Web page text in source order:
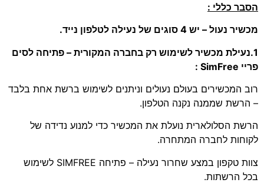
הסבר כללי :
מכשיר נעול – יש 4 סוגים של נעילה לטלפון נייד.
1.נעילת מכשיר לשימוש רק בחברה המקורית – פתיחה לסים
פריי SimFree :
רוב המכשירים בעולם נעולים וניתנים לשימוש ברשת אחת בלבד
– הרשת שממנה נקנה הטלפון.
הרשת הסלולארית נועלת את המכשיר כדי למנוע נדידה של
לקוחות לחברה המתחרה.
צוות טקפון במצע שחרור נעילה – פתיחה SIMFREE לשימוש
בכל הרשתות.